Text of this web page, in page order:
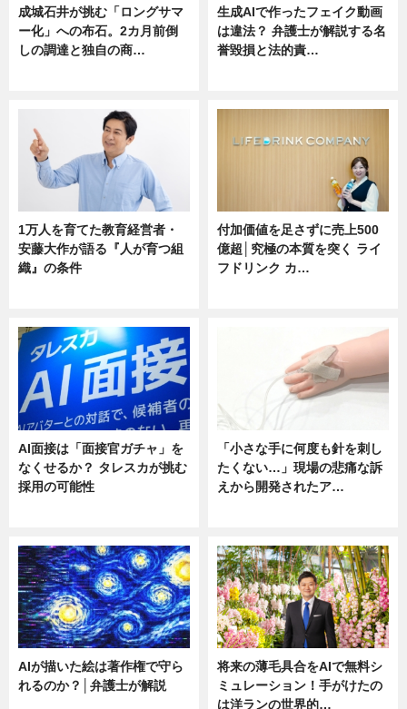
成城石井が挑む「ロングサマ
ー化」への布石。2カ月前倒
しの調達と独自の商…
生成AIで作ったフェイク動画
は違法？ 弁護士が解説する名
誉毀損と法的責…
1万人を育てた教育経営者・
安藤大作が語る『人が育つ組
織』の条件
付加価値を足さずに売上500
億超│究極の本質を突く ライ
フドリンク カ…
AI面接は「面接官ガチャ」を
なくせるか？ タレスカが挑む
採用の可能性
「小さな手に何度も針を刺し
たくない…」現場の悲痛な訴
えから開発されたア…
AIが描いた絵は著作権で守ら
れるのか？│弁護士が解説
将来の薄毛具合をAIで無料シ
ミュレーション！手がけたの
は洋ランの世界的…